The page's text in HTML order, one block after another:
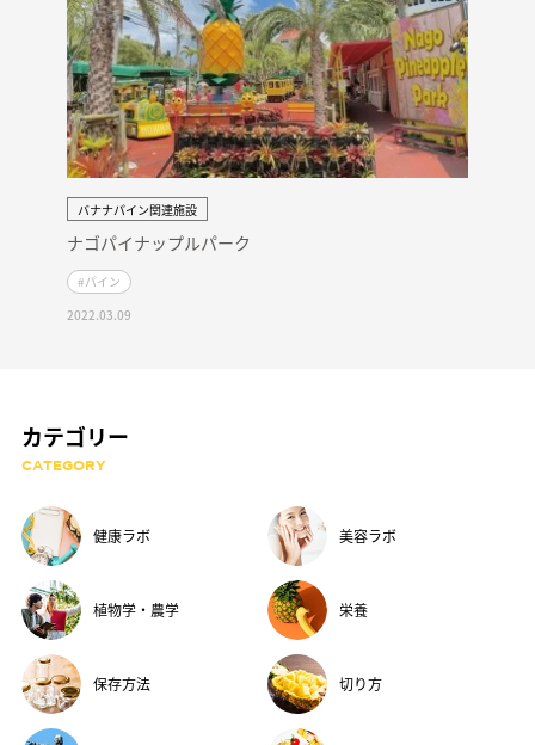
バナナパイン関連施設
2022.03.09
ナゴパイナップルパーク
#パイン
カテゴリー
CATEGORY
健康ラボ 美容ラボ
植物学・農学 栄養
保存方法 切り方